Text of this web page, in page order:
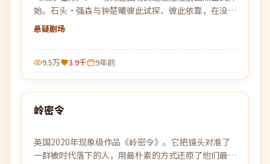
始。石头·强森与钟楚曦彼此试探、彼此依靠，在没有
退路的旅程上各自交出底牌。
悬疑剧场
9.5万 3.9千 9年前
热门
99:22
岭密令
英国2020年现象级作品《岭密令》。它把镜头对准了
一群被时代落下的人，用最朴素的方式还原了他们最不